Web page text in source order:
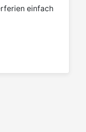
einfach